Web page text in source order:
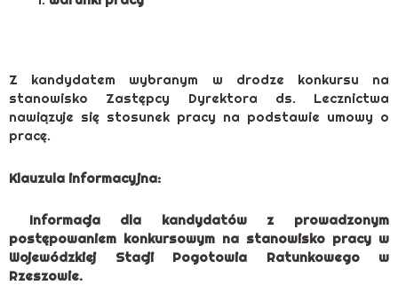
Z kandydatem wybranym w drodze konkursu na
stanowisko Zastępcy Dyrektora ds. Lecznictwa
nawiązuje się stosunek pracy na podstawie umowy o
pracę.
Klauzula informacyjna:
Informacja dla kandydatów z prowadzonym
postępowaniem konkursowym na stanowisko pracy w
Wojewódzkiej Stacji Pogotowia Ratunkowego w
Rzeszowie.